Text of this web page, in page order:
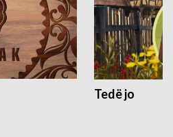
Tedë jo